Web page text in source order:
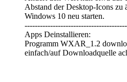
Abstand der Desktop-Icons zu
Windows 10 neu starten.
Apps Deinstallieren:
Programm WXAR_1.2
einfach/auf Downloadquelle